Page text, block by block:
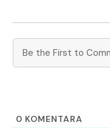
0 KOMENTARA